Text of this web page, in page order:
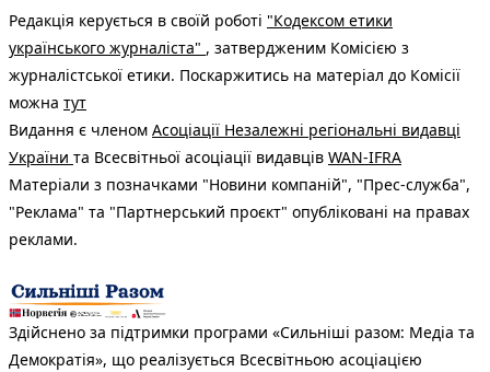
Редакція керується в своїй роботі "Кодексом етики
українського журналіста" , затвердженим Комісією з
журналістської етики. Поскаржитись на матеріал до Комісії
можна тут
Видання є членом Асоціації Незалежні регіональні видавці
України та Всесвітньої асоціації видавців WAN-IFRA
Матеріали з позначками "Новини компаній", "Прес-служба",
"Реклама" та "Партнерський проєкт" опубліковані на правах
реклами.
Здійснено за підтримки програми «Сильніші разом: Медіа та
Демократія», що реалізується Всесвітньою асоціацією